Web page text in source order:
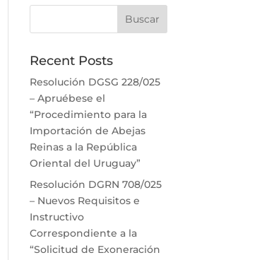
Recent Posts
Resolución DGSG 228/025
– Apruébese el
“Procedimiento para la
Importación de Abejas
Reinas a la República
Oriental del Uruguay”
Resolución DGRN 708/025
– Nuevos Requisitos e
Instructivo
Correspondiente a la
“Solicitud de Exoneración